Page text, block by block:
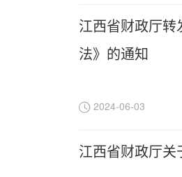
江西省财政厅
法》的通知
2024-06-03
江西省财政厅